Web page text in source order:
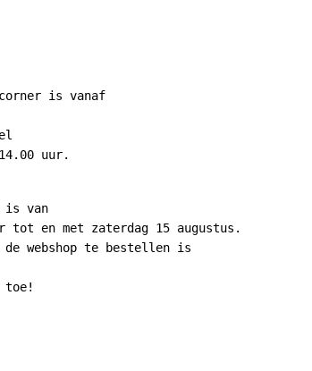
is vanaf
uur.
is van
tot en met zaterdag 15 augustus.
webshop te bestellen is
toe!